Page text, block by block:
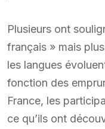
Plusieurs ont
français » mais
les langues
fonction des
France, les
ce qu’ils ont